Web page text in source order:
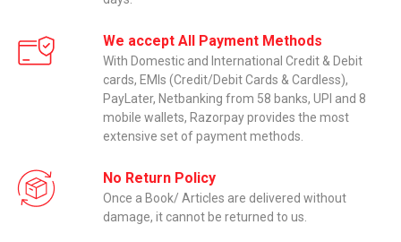
We accept All Payment Methods
With Domestic and International Credit & Debit
cards, EMIs (Credit/Debit Cards & Cardless),
PayLater, Netbanking from 58 banks, UPI and 8
mobile wallets, Razorpay provides the most
extensive set of payment methods.
No Return Policy
Once a Book/ Articles are delivered without
damage, it cannot be returned to us.